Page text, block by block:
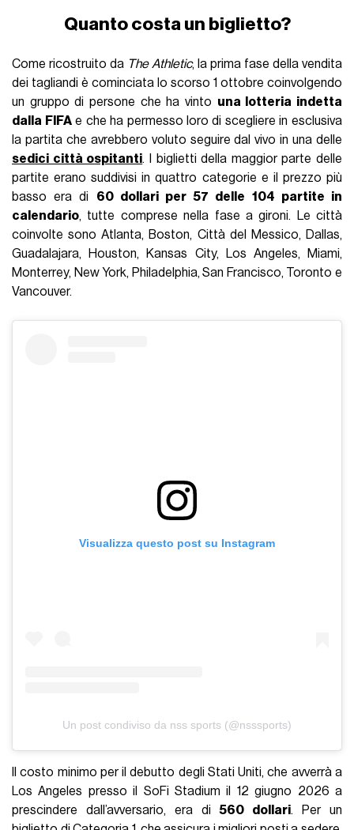
Quanto costa un biglietto?
Come ricostruito da The Athletic, la prima fase della vendita
dei tagliandi è cominciata lo scorso 1 ottobre coinvolgendo
un gruppo di persone che ha vinto una lotteria indetta
dalla FIFAe che ha permesso loro di scegliere in esclusiva
la partita che avrebbero voluto seguire dal vivo in una delle
sedici città ospitanti. I biglietti della maggior parte delle
partite erano suddivisi in quattro categorie e il prezzo più
basso era di 60 dollari per 57 delle 104 partite in
calendario, tutte comprese nella fase a gironi. Le città
coinvolte sono Atlanta, Boston, Città del Messico, Dallas,
Guadalajara, Houston, Kansas City, Los Angeles, Miami,
Monterrey, New York, Philadelphia, San Francisco, Toronto e
Vancouver.
Visualizza questo post su Instagram
Un post condiviso da nss sports (@nsssports)
Il costo minimo per il debutto degli Stati Uniti, che avverrà a
Los Angeles presso il SoFi Stadium il 12 giugno 2026 a
prescindere dall’avversario, era di560 dollari. Per un